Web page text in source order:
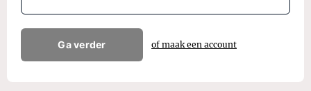
Ga verder of maak een account